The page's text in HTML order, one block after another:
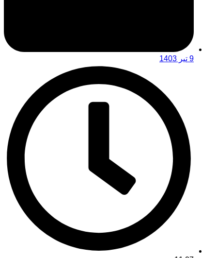
9 تیر 1403